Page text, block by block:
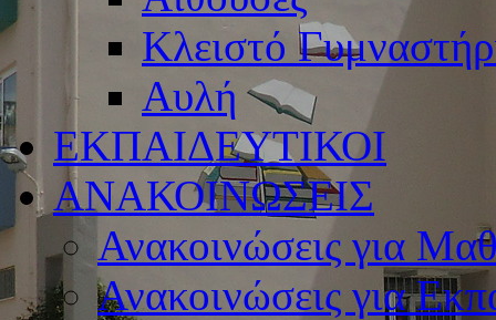
Κλειστό
Αυλή
ΕΚΠΑΙΔΕΥΤΙΚΟΙ
ΑΝΑΚΟΙΝΩΣΕΙΣ
Ανακοινώσεις για
Ανακοινώσεις για